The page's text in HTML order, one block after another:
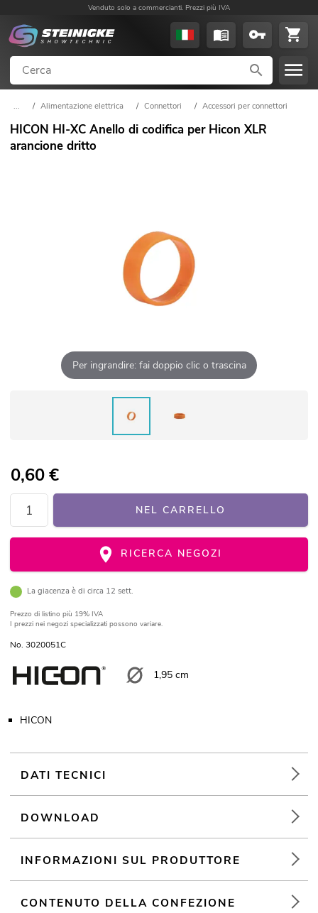
Venduto solo a commercianti. Prezzi più IVA
... / Alimentazione elettrica / Connettori / Accessori per connettori
HICON HI-XC Anello di codifica per Hicon XLR
arancione dritto
Per ingrandire: fai doppio clic o trascina
0,60€
NEL CARRELLO
RICERCA NEGOZI
La giacenza è di circa 12 sett.
Prezzo di listino più 19% IVA
I prezzi nei negozi specializzati possono variare.
No. 3020051C
1,95 cm
HICON
DATI TECNICI
DOWNLOAD
INFORMAZIONI SUL PRODUTTORE
CONTENUTO DELLA CONFEZIONE